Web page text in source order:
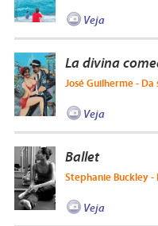
Veja
La divina
José Guilherme - Da
Veja
Ballet
Stephanie Buckley -
Veja